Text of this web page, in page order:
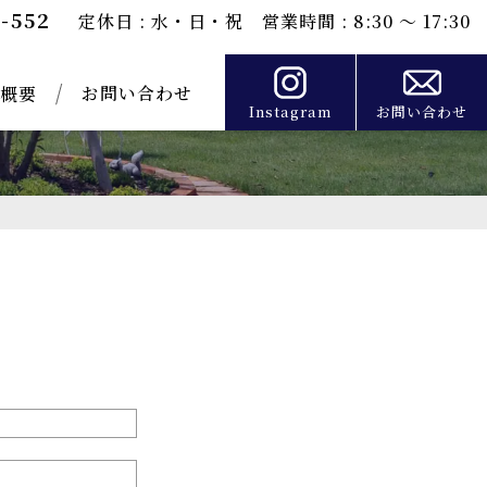
552 定休日 : 水・日・祝 営業時間 : 8:30 ～ 17:30
要 お問い合わせ
Instagram お問い合わせ